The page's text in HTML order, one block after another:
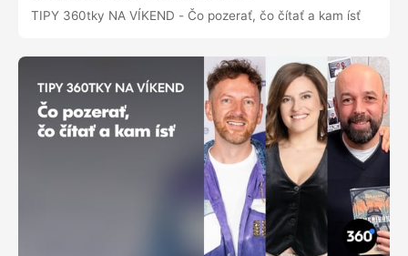
TIPY 360tky NA VÍKEND - Čo pozerať, čo čítať a kam ísť